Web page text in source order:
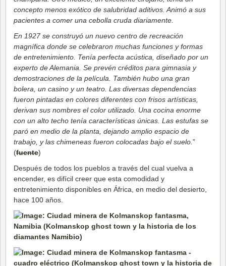
concepto menos exótico de salubridad aditivos. Animó a sus
pacientes a comer una cebolla cruda diariamente.
En 1927 se construyó un nuevo centro de recreación
magnífica donde se celebraron muchas funciones y formas
de entretenimiento. Tenía perfecta acústica, diseñado por un
experto de Alemania. Se prevén créditos para gimnasia y
demostraciones de la película. También hubo una gran
bolera, un casino y un teatro. Las diversas dependencias
fueron pintadas en colores diferentes con frisos artísticas,
derivan sus nombres el color utilizado. Una cocina enorme
con un alto techo tenía características únicas. Las estufas se
paró en medio de la planta, dejando amplio espacio de
trabajo, y las chimeneas fueron colocadas bajo el suelo. ”
(fuente)
Después de todos los pueblos a través del cual vuelva a
encender, es difícil creer que esta comodidad y
entretenimiento disponibles en África, en medio del desierto,
hace 100 años.